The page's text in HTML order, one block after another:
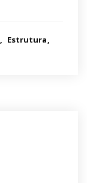
Estrutura